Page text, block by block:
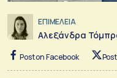
ΕΠΙΜΕΛΕΙΑ
Αλεξάνδρα
Post on Facebook